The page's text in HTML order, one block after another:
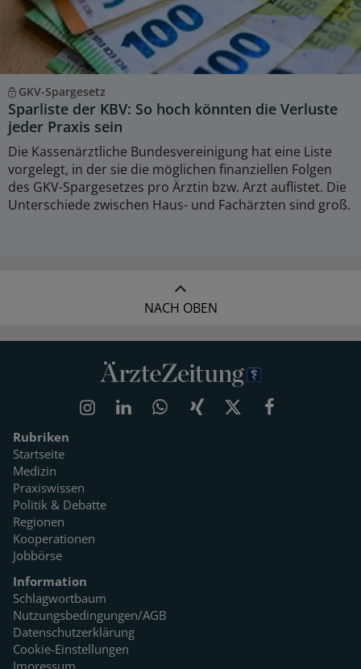
GKV-Spargesetz
Sparliste der KBV: So hoch könnten die Verluste
jeder Praxis sein
Die Kassenärztliche Bundesvereinigung hat eine Liste
vorgelegt, in der sie die möglichen finanziellen Folgen
des GKV-Spargesetzes pro Ärztin bzw. Arzt auflistet. Die
Unterschiede zwischen Haus- und Fachärzten sind groß.
NACH OBEN
Rubriken
Startseite
Medizin
Praxiswissen
Politik & Debatte
Regionen
Kooperationen
Jobbörse
Information
Schlagwortbaum
Nutzungsbedingungen/AGB
Datenschutzerklärung
Cookie-Einstellungen
Impressum